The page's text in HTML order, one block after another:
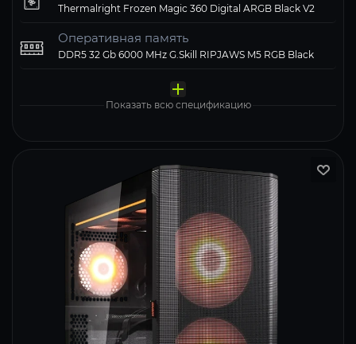
Thermalright Frozen Magic 360 Digital ARGB Black V2
Оперативная память
DDR5 32 Gb 6000 MHz G.Skill RIPJAWS M5 RGB Black
Материнская плата
ADATA XPG 1000 Gb LEGEND 900 PRO
1STPLAYER 750W NGDP Gold
Thermalright M10 FAN4-C TG ARGB Black
Windows 11 Pro, Free Trial
Показать всю спецификацию